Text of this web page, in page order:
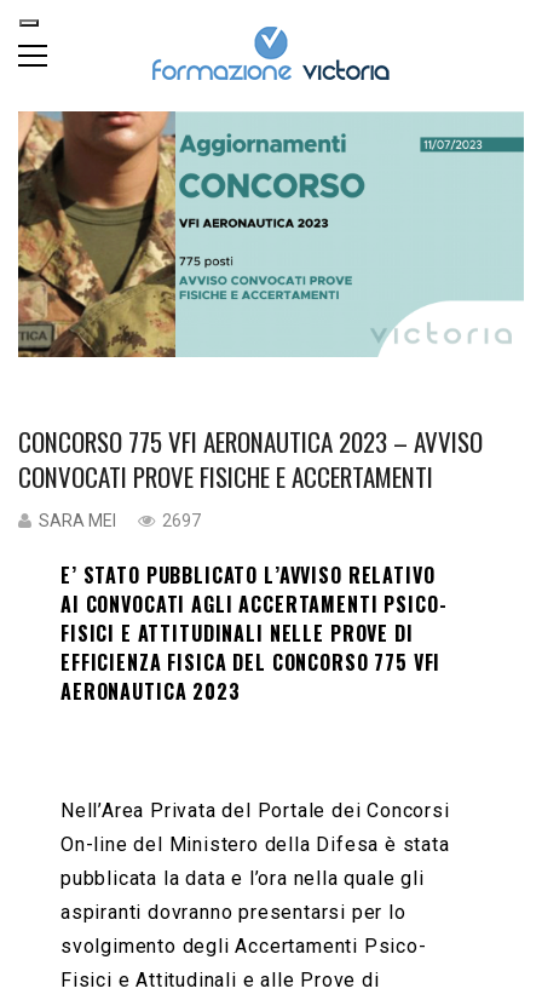
CONCORSO 775 VFI AERONAUTICA 2023 – AVVISO
CONVOCATI PROVE FISICHE E ACCERTAMENTI
SARA MEI 2697
E’ STATO PUBBLICATO L’AVVISO RELATIVO
AI CONVOCATI AGLI ACCERTAMENTI PSICO-
FISICI E ATTITUDINALI NELLE PROVE DI
EFFICIENZA FISICA DEL CONCORSO 775 VFI
AERONAUTICA 2023
Nell’Area Privata del Portale dei Concorsi
On-line del Ministero della Difesa è stata
pubblicata la data e l’ora nella quale gli
aspiranti dovranno presentarsi per lo
svolgimento degli Accertamenti Psico-
Fisici e Attitudinali e alle Prove di